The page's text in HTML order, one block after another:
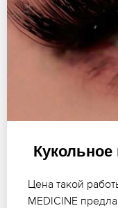
Цена такой
MEDICINE